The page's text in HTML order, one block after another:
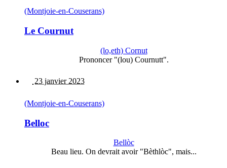
(Montjoie-en-Couserans)
Le Cournut
(lo,eth) Cornut
Prononcer "(lou) Cournutt".
23 janvier 2023
(Montjoie-en-Couserans)
Belloc
Bellòc
Beau lieu. On devrait avoir "Bèthlòc", mais...